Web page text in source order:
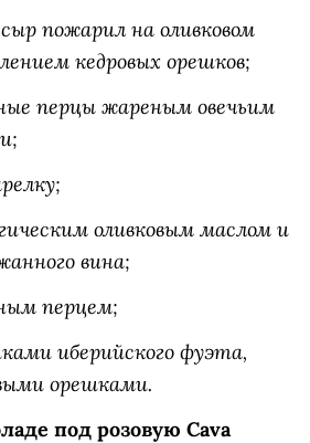
пожарил на оливковом
кедровых орешков;
перцы жареным овечьим
оливковым маслом и
вина;
перцем;
иберийского фуэта,
орешками.
под розовую Cava